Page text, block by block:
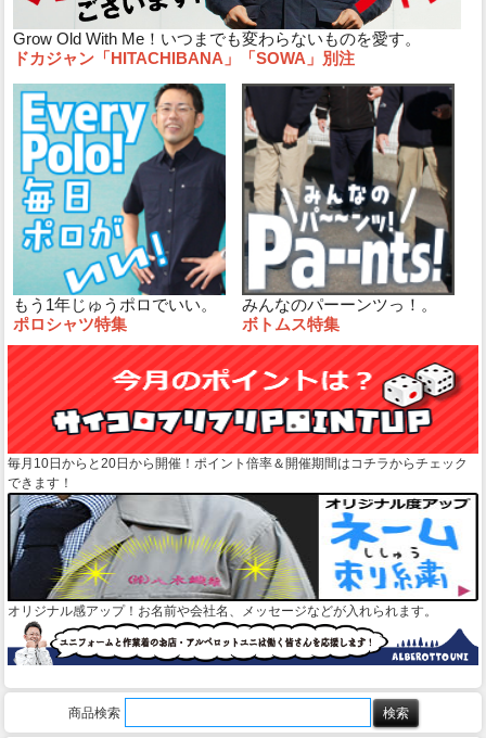
Grow Old With Me！いつまでも変わらないものを愛す。
ドカジャン「HITACHIBANA」「SOWA」別注
もう1年じゅうポロでいい。
ポロシャツ特集
みんなのパーーンツっ！。
ボトムス特集
毎月10日からと20日から開催！ポイント倍率＆開催期間はコチラからチェック
できます！
オリジナル感アップ！お名前や会社名、メッセージなどが入れられます。
商品検索